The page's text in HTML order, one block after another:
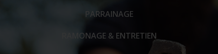
PARRAINAGE
RAMONAGE & ENTRETIEN